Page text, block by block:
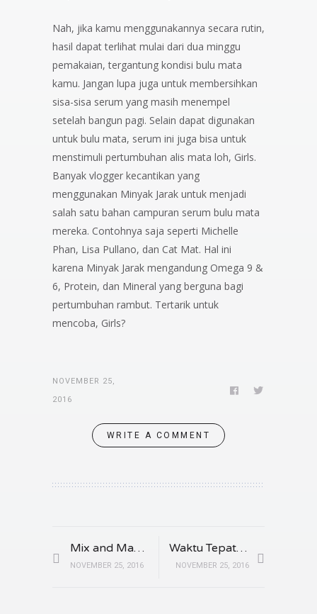
Nah, jika kamu menggunakannya secara rutin,
hasil dapat terlihat mulai dari dua minggu
pemakaian, tergantung kondisi bulu mata
kamu. Jangan lupa juga untuk membersihkan
sisa-sisa serum yang masih menempel
setelah bangun pagi. Selain dapat digunakan
untuk bulu mata, serum ini juga bisa untuk
menstimuli pertumbuhan alis mata loh, Girls.
Banyak vlogger kecantikan yang
menggunakan Minyak Jarak untuk menjadi
salah satu bahan campuran serum bulu mata
mereka. Contohnya saja seperti Michelle
Phan, Lisa Pullano, dan Cat Mat. Hal ini
karena Minyak Jarak mengandung Omega 9 &
6, Protein, dan Mineral yang berguna bagi
pertumbuhan rambut. Tertarik untuk
mencoba, Girls?
NOVEMBER 25,
2016
WRITE A COMMENT
Mix and Match Dengan Ripped Jeans
NOVEMBER 25, 2016
Waktu Tepat Untuk Mewarnai Rambut Kembali
NOVEMBER 25, 2016